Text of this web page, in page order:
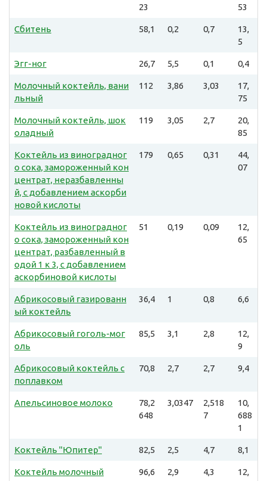
23
53
Сбитень 58,1 0,2 0,7
13,
5
Эгг-ног 26,7 5,5 0,1 0,4
Молочный коктейль, вани
льный
112 3,86 3,03
17,
75
Молочный коктейль, шок
оладный
119 3,05 2,7
20,
85
Коктейль из виноградног
о сока, замороженный кон
центрат, неразбавленны
й, с добавлением аскорби
новой кислоты
179 0,65 0,31
44,
07
Коктейль из виноградног
о сока, замороженный кон
центрат, разбавленный в
одой 1 к 3, с добавлением
аскорбиновой кислоты
51 0,19 0,09
12,
65
Абрикосовый газированн
ый коктейль
36,4 1 0,8 6,6
Абрикосовый гоголь-мог
оль
85,5 3,1 2,8
12,
9
Абрикосовый коктейль с
поплавком
70,8 2,7 2,7 9,4
Апельсиновое молоко
78,2
648
3,0347
2,518
7
10,
688
1
Коктейль "Юпитер" 82,5 2,5 4,7 8,1
Коктейль молочный 96,6 2,9 4,3
12,